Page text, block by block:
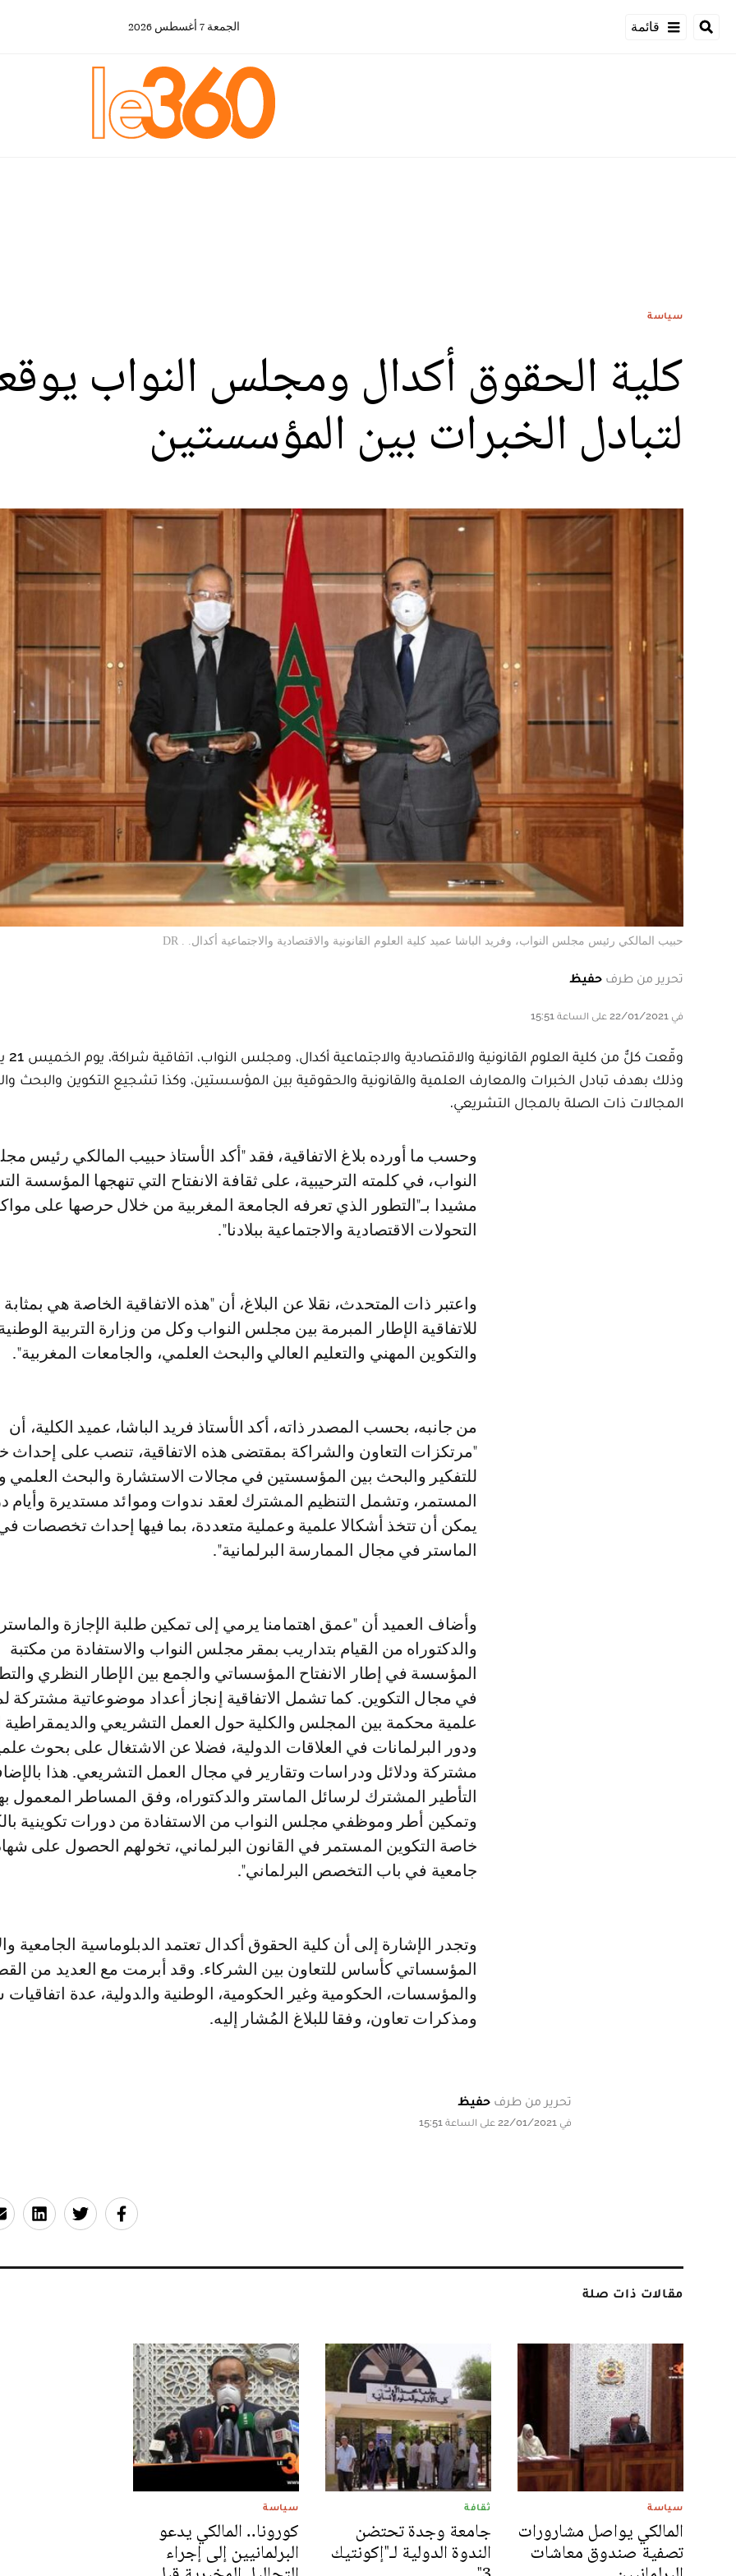
قائمة الجمعة 7 أغسطس 2026
سياسة
كلیة الحقوق أكدال ومجلس النواب
لتبادل الخبرات بين المؤسستين
حبيب المالكي رئيس مجلس النواب، وفريد الباشا عميد كلية العلوم القانونية والاقتصادية والاجتماعية أكدال. . DR
تحرير من طرف حفيظ
في 22/01/2021 على الساعة 15:51
وذلك بهدف تبادل الخبرات والمعارف العلمية والقانونية والحقوقية بين المؤسستين، وكذا تشجيع التكوين والبحث
المجالات ذات الصلة بالمجال التشريعي.
وحسب ما أورده بلاغ الاتفاقية، فقد "أكد الأستاذ حبيب المالكي رئيس مجلس
النواب، في كلمته الترحيبية، على ثقافة الانفتاح التي تنهجها المؤسسة
مشيدا بـ"التطور الذي تعرفه الجامعة المغربية من خلال حرصها على
التحولات الاقتصادية والاجتماعية ببلادنا".
واعتبر ذات المتحدث، نقلا عن البلاغ، أن "هذه الاتفاقية الخاصة هي بمثابة
للاتفاقية الإطار المبرمة بين مجلس النواب وكل من وزارة التربية
والتكوين المهني والتعليم العالي والبحث العلمي، والجامعات المغربية".
من جانبه، بحسب المصدر ذاته، أكد الأستاذ فريد الباشا، عميد الكلية، أن
"مرتكزات التعاون والشراكة بمقتضى هذه الاتفاقية، تنصب على إحداث
للتفكير والبحث بين المؤسستين في مجالات الاستشارة والبحث العلمي
المستمر، وتشمل التنظيم المشترك لعقد ندوات وموائد مستديرة وأيام
يمكن أن تتخذ أشكالا علمية وعملية متعددة، بما فيها إحداث تخصصات
الماستر في مجال الممارسة البرلمانية".
وأضاف العميد أن "عمق اهتمامنا يرمي إلى تمكين طلبة الإجازة والماستر
والدكتوراه من القيام بتداريب بمقر مجلس النواب والاستفادة من مكتبة
المؤسسة في إطار الانفتاح المؤسساتي والجمع بين الإطار النظري
في مجال التكوين. كما تشمل الاتفاقية إنجاز أعداد موضوعاتية مشتركة
علمية محكمة بين المجلس والكلية حول العمل التشريعي والديمقراطية
ودور البرلمانات في العلاقات الدولية، فضلا عن الاشتغال على بحوث
مشتركة ودلائل ودراسات وتقارير في مجال العمل التشريعي. هذا
التأطير المشترك لرسائل الماستر والدكتوراه، وفق المساطر المعمول
وتمكين أطر وموظفي مجلس النواب من الاستفادة من دورات تكوينية
خاصة التكوين المستمر في القانون البرلماني، تخولهم الحصول على
جامعية في باب التخصص البرلماني".
وتجدر الإشارة إلى أن كلية الحقوق أكدال تعتمد الدبلوماسية الجامعية
المؤسساتي كأساس للتعاون بين الشركاء. وقد أبرمت مع العديد من
والمؤسسات، الحكومية وغير الحكومية، الوطنية والدولية، عدة
ومذكرات تعاون، وفقا للبلاغ المُشار إليه.
تحرير من طرف حفيظ
في 22/01/2021 على الساعة 15:51
مقالات ذات صلة
سياسة
المالكي يواصل مشارورات
تصفية صندوق معاشات
ثقافة
جامعة وجدة تحتضن
الندوة الدولية لـ"إكونتيك
سياسة
كورونا.. المالكي يدعو
البرلمانيين إلى إجراء